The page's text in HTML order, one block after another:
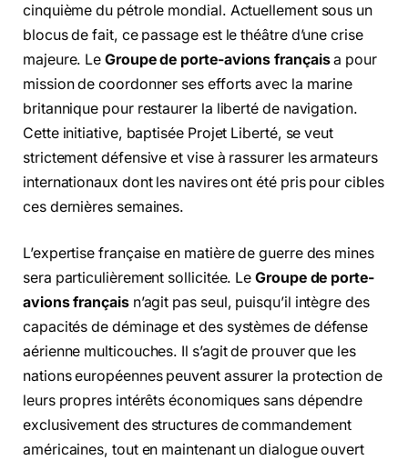
cinquième du pétrole mondial. Actuellement sous un
blocus de fait, ce passage est le théâtre d’une crise
majeure. LeGroupe de porte-avions françaisa pour
mission de coordonner ses efforts avec la marine
britannique pour restaurer la liberté de navigation.
Cette initiative, baptisée Projet Liberté, se veut
strictement défensive et vise à rassurer les armateurs
internationaux dont les navires ont été pris pour cibles
ces dernières semaines.
L’expertise française en matière de guerre des mines
sera particulièrement sollicitée. LeGroupe de porte-
avions françaisn’agit pas seul, puisqu’il intègre des
capacités de déminage et des systèmes de défense
aérienne multicouches. Il s’agit de prouver que les
nations européennes peuvent assurer la protection de
leurs propres intérêts économiques sans dépendre
exclusivement des structures de commandement
américaines, tout en maintenant un dialogue ouvert